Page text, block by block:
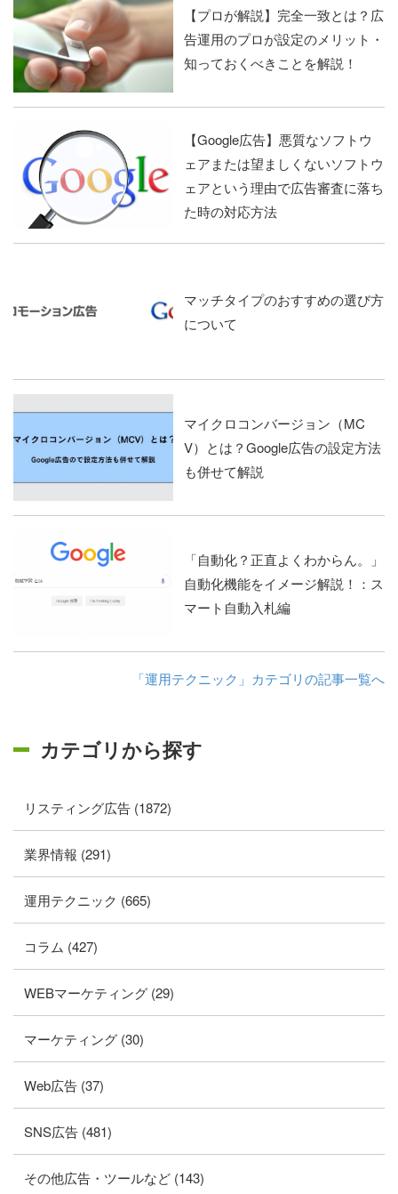
【プロが解説】完全一致とは？広
告運用のプロが設定のメリット・
知っておくべきことを解説！
【Google広告】悪質なソフトウ
ェアまたは望ましくないソフトウ
ェアという理由で広告審査に落ち
た時の対応方法
マッチタイプのおすすめの選び方
について
マイクロコンバージョン（MC
V）とは？Google広告の設定方法
も併せて解説
「自動化？正直よくわからん。」
自動化機能をイメージ解説！：ス
マート自動入札編
「運用テクニック」カテゴリの記事一覧へ
カテゴリから探す
リスティング広告 (1872)
業界情報 (291)
運用テクニック (665)
コラム (427)
WEBマーケティング (29)
マーケティング (30)
Web広告 (37)
SNS広告 (481)
その他広告・ツールなど (143)